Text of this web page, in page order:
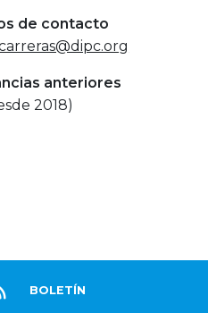
de contacto
anteriores
2018)
BOLETÍN